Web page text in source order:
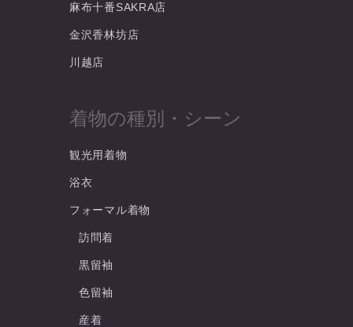
麻布十番SAKRA店
金沢香林坊店
川越店
着物の種別・シーン
観光用着物
浴衣
フォーマル着物
訪問着
黒留袖
色留袖
産着